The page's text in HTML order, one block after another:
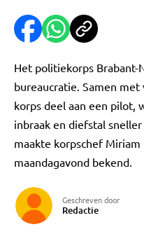
Het politiekorps
bureaucratie. Samen
korps deel aan een pilot,
inbraak en diefstal
maakte korpschef
maandagavond bekend.
Geschreven door
Redactie